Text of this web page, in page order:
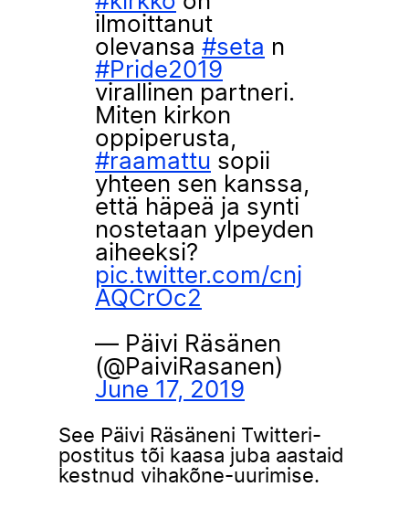
ilmoittanut
olevansa #seta n
#Pride2019
virallinen partneri.
Miten kirkon
oppiperusta,
#raamattu sopii
yhteen sen kanssa,
että häpeä ja synti
nostetaan ylpeyden
aiheeksi?
pic.twitter.com/cnj
AQCrOc2
— Päivi Räsänen
(@PaiviRasanen)
June 17, 2019
See Päivi Räsäneni Twitteri-
postitus tõi kaasa juba aastaid
kestnud vihakõne-uurimise.